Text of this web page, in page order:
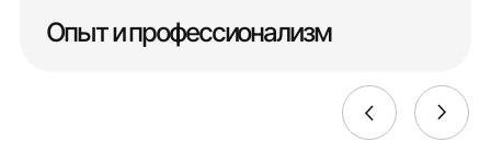
Опыт и профессионализм